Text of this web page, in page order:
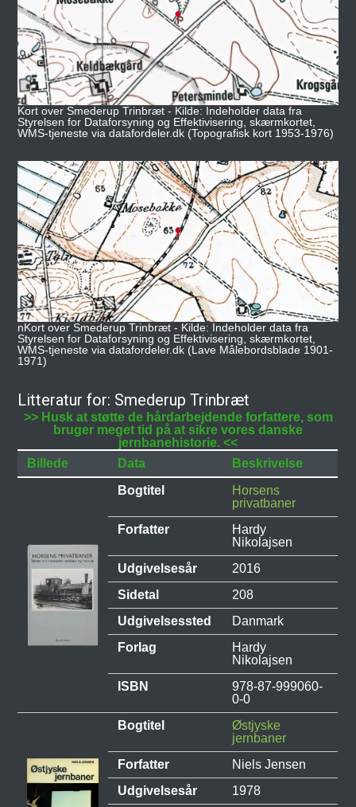
Kort over Smederup Trinbræt - Kilde: Indeholder data fra
Styrelsen for Dataforsyning og Effektivisering, skærmkortet,
WMS-tjeneste via datafordeler.dk (Topografisk kort 1953-1976)
nKort over Smederup Trinbræt - Kilde: Indeholder data fra
Styrelsen for Dataforsyning og Effektivisering, skærmkortet,
WMS-tjeneste via datafordeler.dk (Lave Målebordsblade 1901-
1971)
Litteratur for: Smederup Trinbræt
>> Husk at støtte de hårdarbejdende forfattere, som
bruger meget tid på at sikre vores danske
jernbanehistorie. <<
Billede
Data
Beskrivelse
Bogtitel
Horsens
privatbaner
Forfatter
Hardy
Nikolajsen
Udgivelsesår
2016
Sidetal
208
Udgivelsessted
Danmark
Forlag
Hardy
Nikolajsen
ISBN
978-87-999060-
0-0
Bogtitel
Østjyske
jernbaner
Forfatter
Niels Jensen
Udgivelsesår
1978